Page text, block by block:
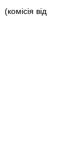
(комісія від